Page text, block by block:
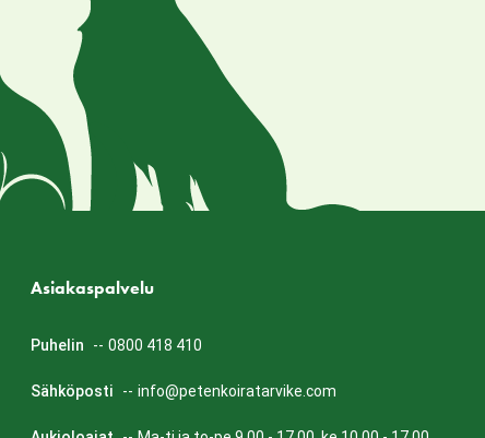
Asiakaspalvelu
Puhelin -- 0800 418 410
Sähköposti -- info@petenkoiratarvike.com